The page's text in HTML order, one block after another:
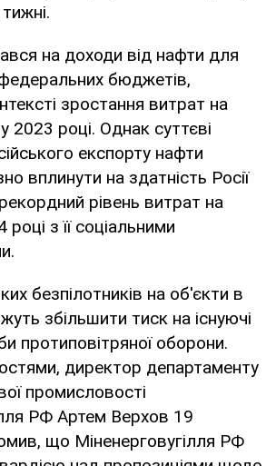
на доходи від нафти для
бюджетів,
зростання витрат на
у 2023 році. Однак суттєві
експорту нафти
вплинути на здатність Росії
рівень витрат на
з її соціальними
безпілотників на об'єкти в
збільшити тиск на існуючі
протиповітряної оборони.
директор департаменту
промисловості
РФ Артем Верхов 19
що Міненерговугілля РФ